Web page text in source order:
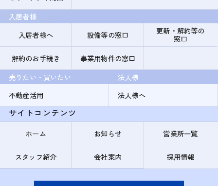
入居者様
入居者様へ
設備等の窓口
更新・解約等の
窓口
解約のお手続き
事業用物件の窓口
売りたい・買いたい
不動産活用
法人様
法人様へ
サイトコンテンツ
ホーム お知らせ 営業所一覧
スタッフ紹介 会社案内 採用情報